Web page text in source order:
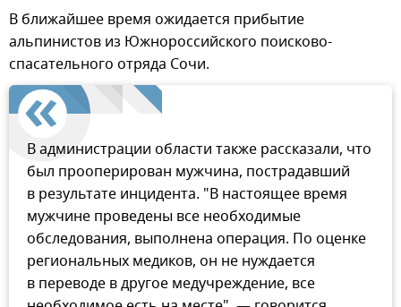
В ближайшее время ожидается прибытие
альпинистов из Южнороссийского поисково-
спасательного отряда Сочи.
В администрации области также рассказали, что
был прооперирован мужчина, пострадавший
в результате инцидента. "В настоящее время
мужчине проведены все необходимые
обследования, выполнена операция. По оценке
региональных медиков, он не нуждается
в переводе в другое медучреждение, все